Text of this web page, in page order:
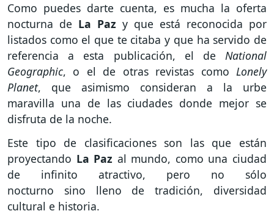
Como puedes darte cuenta, es mucha la oferta
nocturna de La Paz y que está reconocida por
listados como el que te citaba y que ha servido de
referencia a esta publicación, el de National
Geographic, o el de otras revistas como Lonely
Planet, que asimismo consideran a la urbe
maravilla una de las ciudades donde mejor se
disfruta de la noche.
Este tipo de clasificaciones son las que están
proyectando La Paz al mundo, como una ciudad
de infinito atractivo, pero no sólo
nocturno sino lleno de tradición, diversidad
cultural e historia.